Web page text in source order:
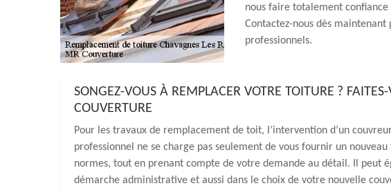
nous faire totalement
Contactez-nous dès
professionnels.
SONGEZ-VOUS À REMPLACER VOTRE TOITURE ?
COUVERTURE
Pour les travaux de remplacement de toit, l’intervention d’un
professionnel ne se charge pas seulement de vous fournir un
normes, tout en prenant compte de votre demande au détail. Il peut
démarche administrative et aussi dans le choix de votre nouvelle